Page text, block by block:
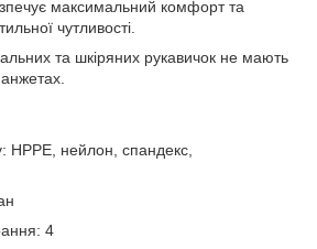
максимальний комфорт та
чутливості.
та шкіряних рукавичок не мають
HPPE, нейлон, спандекс,
4